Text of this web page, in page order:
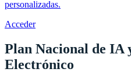
personalizadas.
Acceder
Plan Nacional de IA
Electrónico